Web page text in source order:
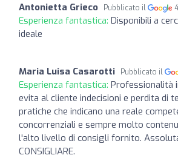
Antonietta Grieco Pubblicato il
Esperienza fantastica: Disponibili a
ideale
Maria Luisa Casarotti Pubblicato il
Esperienza fantastica: Professionalità
evita al cliente indecisioni e perdita di
pratiche che indicano una reale
concorrenziali e sempre molto
l'alto livello di consigli fornito.
CONSIGLIARE.